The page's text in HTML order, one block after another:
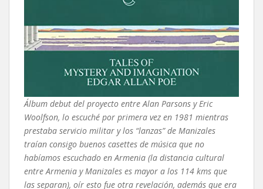
Álbum debut del proyecto entre Alan Parsons y Eric
Woolfson, lo escuché por primera vez en 1981 mientras
prestaba servicio militar y los “lanzas” de Manizales
traían consigo buenos casettes de música que no
habíamos escuchado en Armenia (la distancia cultural
entre Armenia y Manizales es mayor a los 114 kms que
las separan), oír esto fue otra revelación, además que era